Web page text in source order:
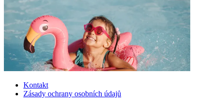
Kontakt
Zásady ochrany osobních údajů